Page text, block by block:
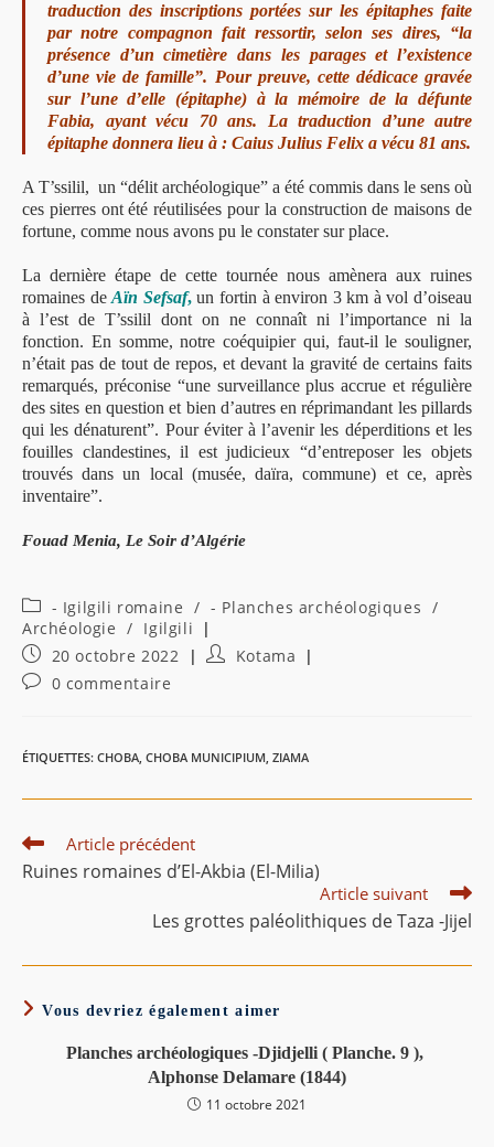
traduction des inscriptions portées sur les épitaphes faite
par notre compagnon fait ressortir, selon ses dires, “la
présence d’un cimetière dans les parages et l’existence
d’une vie de famille”. Pour preuve, cette dédicace gravée
sur l’une d’elle (épitaphe) à la mémoire de la défunte
Fabia, ayant vécu 70 ans. La traduction d’une autre
épitaphe donnera lieu à : Caius Julius Felix a vécu 81 ans.
A T’ssilil, un “délit archéologique” a été commis dans le sens où
ces pierres ont été réutilisées pour la construction de maisons de
fortune, comme nous avons pu le constater sur place.
La dernière étape de cette tournée nous amènera aux ruines
romaines deAïn Sefsaf,un fortin à environ 3 km à vol d’oiseau
à l’est de T’ssilil dont on ne connaît ni l’importance ni la
fonction. En somme, notre coéquipier qui, faut-il le souligner,
n’était pas de tout de repos, et devant la gravité de certains faits
remarqués, préconise “une surveillance plus accrue et régulière
des sites en question et bien d’autres en réprimandant les pillards
qui les dénaturent”. Pour éviter à l’avenir les déperditions et les
fouilles clandestines, il est judicieux “d’entreposer les objets
trouvés dans un local (musée, daïra, commune) et ce, après
inventaire”.
Fouad Menia, Le Soir d’Algérie
Post
category:
- Igilgili romaine / - Planches archéologiques /
Archéologie / Igilgili
Publication
publiée :
20 octobre 2022
Auteur/autrice
Kotama
Commentaires
0 commentaire
ÉTIQUETTES: CHOBA, CHOBA MUNICIPIUM, ZIAMA
Read
more
articles
Article précédent
Ruines romaines d’El-Akbia (El-Milia)
Article suivant
Les grottes paléolithiques de Taza -Jijel
Vous devriez également aimer
Planches archéologiques -Djidjelli ( Planche. 9 ),
Alphonse Delamare (1844)
11 octobre 2021